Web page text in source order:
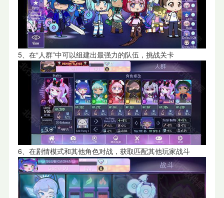
5、在“人群”中可以组建出最强力的队伍，挑战关卡
6、在剧情模式和其他角色对战，获取匹配其他玩家战斗